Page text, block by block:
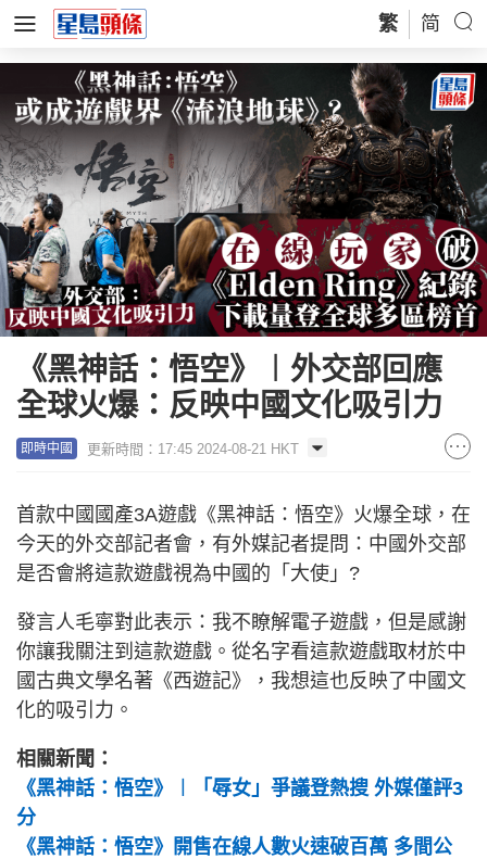
繁 简
《黑神話：悟空》︱外交部回應
全球火爆：反映中國文化吸引力
即時中國 更新時間：17:45 2024-08-21 HKT
首款中國國產3A遊戲《黑神話：悟空》火爆全球，在
今天的外交部記者會，有外媒記者提問：中國外交部
是否會將這款遊戲視為中國的「大使」?
發言人毛寧對此表示：我不瞭解電子遊戲，但是感謝
你讓我關注到這款遊戲。從名字看這款遊戲取材於中
國古典文學名著《西遊記》，我想這也反映了中國文
化的吸引力。
相關新聞：
《黑神話：悟空》︱「辱女」爭議登熱搜 外媒僅評3
分
《黑神話：悟空》開售在線人數火速破百萬 多間公